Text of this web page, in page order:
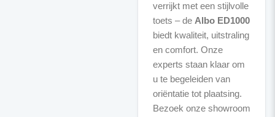
verrijkt met een stijlvolle
toets – de Albo ED1000
biedt kwaliteit, uitstraling
en comfort. Onze
experts staan klaar om
u te begeleiden van
oriëntatie tot plaatsing.
Bezoek onze showroom